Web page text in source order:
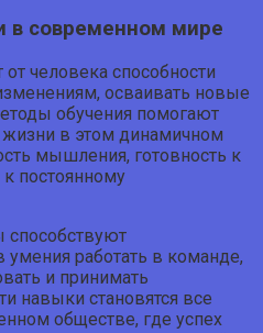
в современном мире
человека способности
осваивать новые
обучения помогают
жизни в этом динамичном
мышления, готовность к
постоянному
способствуют
работать в команде,
и принимать
навыки становятся все
обществе, где успех